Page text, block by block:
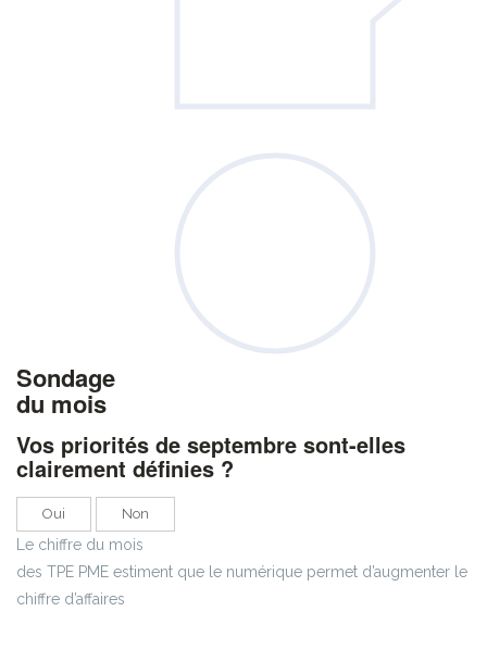
Sondage
du mois
Vos priorités de septembre sont-elles
clairement définies ?
Oui Non
Le chiffre du mois
des TPE PME estiment que le numérique permet d’augmenter le
chiffre d’affaires